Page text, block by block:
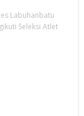
Labuhanbatu
Seleksi Atlet